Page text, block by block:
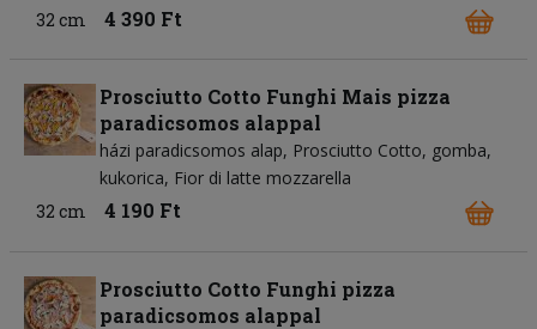
32 cm
4 390 Ft
Prosciutto Cotto Funghi Mais pizza
paradicsomos alappal
házi paradicsomos alap Prosciutto Cotto gomba
kukorica Fior di latte mozzarella
32 cm
4 190 Ft
Prosciutto Cotto Funghi pizza
paradicsomos alappal